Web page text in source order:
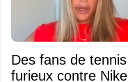
Des fans de tennis
furieux contre Nike